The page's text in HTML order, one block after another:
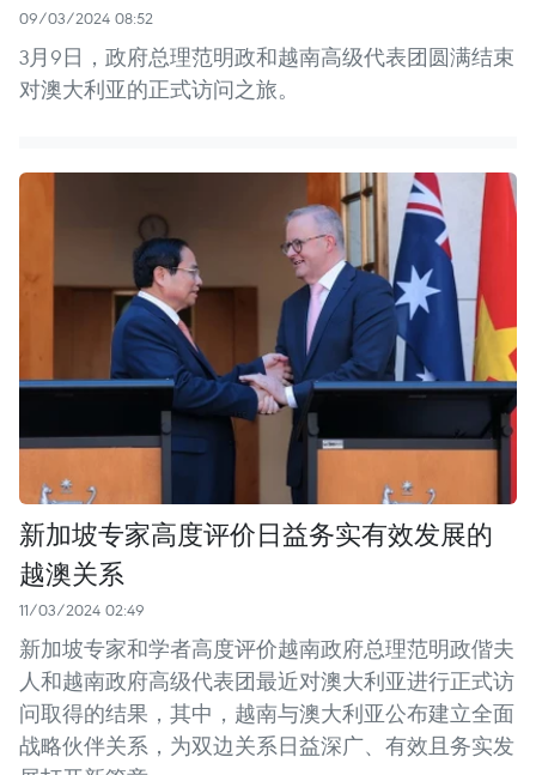
09/03/2024 08:52
3月9日，政府总理范明政和越南高级代表团圆满结束
对澳大利亚的正式访问之旅。 ​
新加坡专家高度评价日益务实有效发展的
越澳关系
11/03/2024 02:49
新加坡专家和学者高度评价越南政府总理范明政偕夫
人和越南政府高级代表团最近对澳大利亚进行正式访
问取得的结果，其中，越南与澳大利亚公布建立全面
战略伙伴关系，为双边关系日益深广、有效且务实发